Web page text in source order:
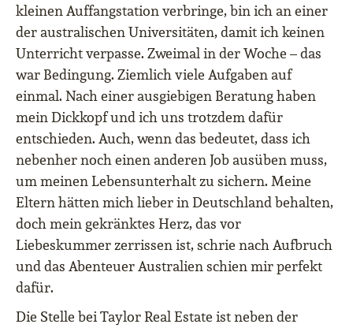
kleinen Auffangstation verbringe, bin ich an einer
der australischen Universitäten, damit ich keinen
Unterricht verpasse. Zweimal in der Woche – das
war Bedingung. Ziemlich viele Aufgaben auf
einmal. Nach einer ausgiebigen Beratung haben
mein Dickkopf und ich uns trotzdem dafür
entschieden. Auch, wenn das bedeutet, dass ich
nebenher noch einen anderen Job ausüben muss,
um meinen Lebensunterhalt zu sichern. Meine
Eltern hätten mich lieber in Deutschland behalten,
doch mein gekränktes Herz, das vor
Liebeskummer zerrissen ist, schrie nach Aufbruch
und das Abenteuer Australien schien mir perfekt
dafür.
Die Stelle bei Taylor Real Estate ist neben der